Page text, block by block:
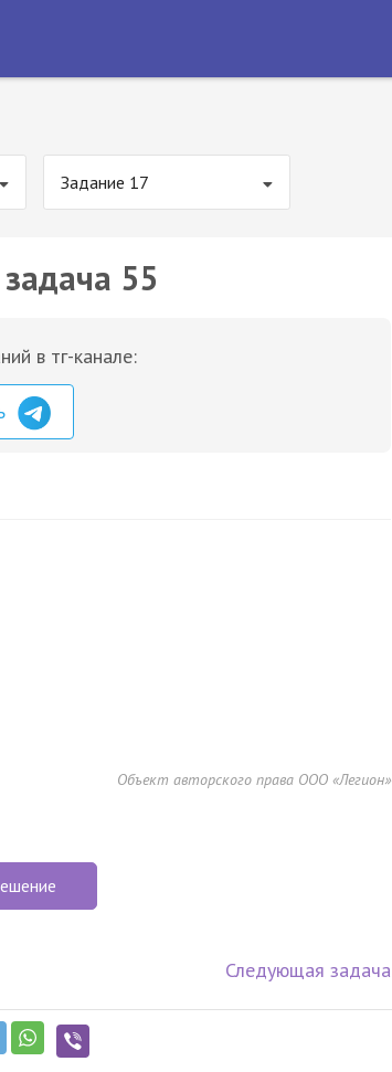
Задание 17
55
в тг-канале:
Объект авторского права ООО «Легион»
Следующая задача